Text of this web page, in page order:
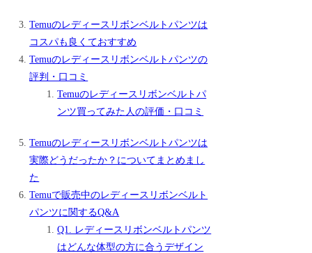
Temuのレディースリボンベルトパンツは
コスパも良くておすすめ
Temuのレディースリボンベルトパンツの
評判・口コミ
Temuのレディースリボンベルトパ
ンツ買ってみた人の評価・口コミ
Temuのレディースリボンベルトパンツは
実際どうだったか？についてまとめまし
た
Temuで販売中のレディースリボンベルト
パンツに関するQ&A
Q1. レディースリボンベルトパンツ
はどんな体型の方に合うデザイン